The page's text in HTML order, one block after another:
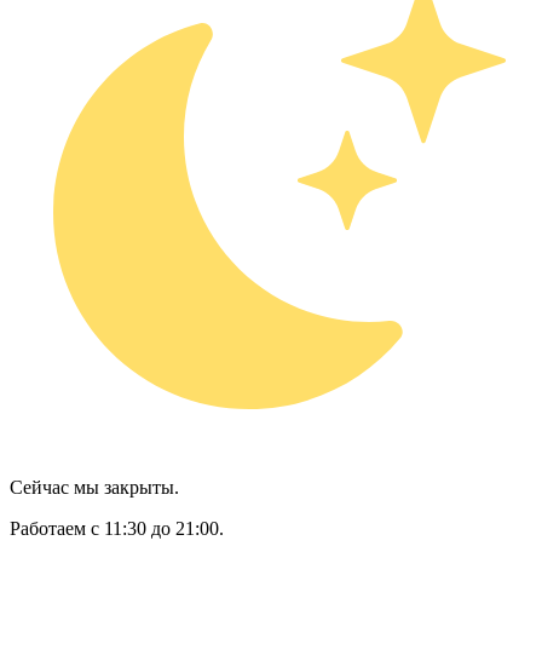
Сейчас мы закрыты.
Работаем с 11:30 до 21:00.